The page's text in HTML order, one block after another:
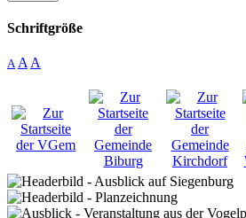
Schriftgröße
A A A